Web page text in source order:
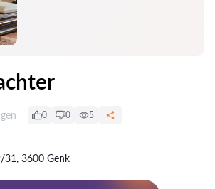
0 0 5
31, 3600 Genk